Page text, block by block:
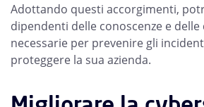
Adottando questi accorgimenti,
dipendenti delle conoscenze e
necessarie per prevenire gli
proteggere la sua azienda.